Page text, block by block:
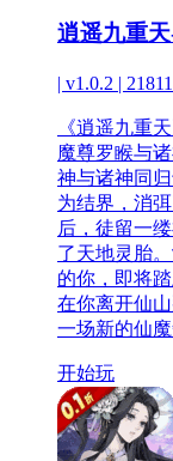
逍遥九重
| v1.0.2 |
《逍遥九重
魔尊罗睺与
神与诸神同
为结界，消
后，徒留一
了天地灵胎
的你，即将
在你离开仙
一场新的仙
开始玩